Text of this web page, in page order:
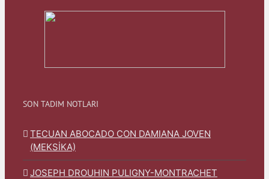
SON TADIM NOTLARI
TECUAN ABOCADO CON DAMIANA JOVEN
(MEKSİKA)
JOSEPH DROUHIN PULIGNY-MONTRACHET